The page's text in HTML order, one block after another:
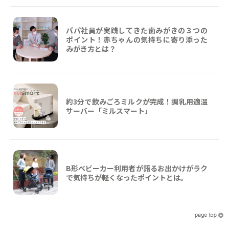
パパ社員が実践してきた歯みがきの３つの
ポイント！赤ちゃんの気持ちに寄り添った
みがき方とは？
約3分で飲みごろミルクが完成！調乳用適温
サーバー「ミルスマート」
B形ベビーカー利用者が語るお出かけがラク
で気持ちが軽くなったポイントとは。